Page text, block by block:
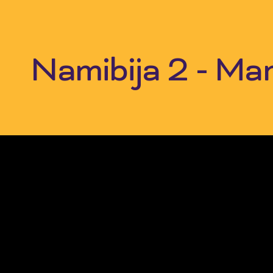
Namibija 2 -